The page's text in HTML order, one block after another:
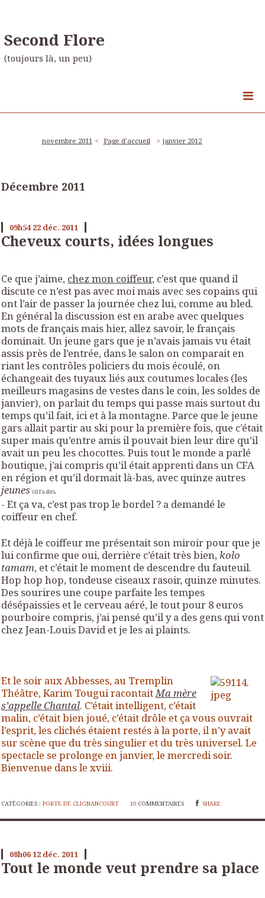
Second Flore
(toujours là, un peu)
novembre 2011 Page d'accueil janvier 2012
Décembre 2011
09h54 22 déc. 2011
Cheveux courts, idées longues
Ce que j’aime, chez mon coiffeur, c’est que quand il
discute ce n’est pas avec moi mais avec ses copains qui
ont l’air de passer la journée chez lui, comme au bled.
En général la discussion est en arabe avec quelques
mots de français mais hier, allez savoir, le français
dominait. Un jeune gars que je n’avais jamais vu était
assis près de l’entrée, dans le salon on comparait en
riant les contrôles policiers du mois écoulé, on
échangeait des tuyaux liés aux coutumes locales (les
meilleurs magasins de vestes dans le coin, les soldes de
janvier), on parlait du temps qui passe mais surtout du
temps qu’il fait, ici et à la montagne. Parce que le jeune
gars allait partir au ski pour la première fois, que c’était
super mais qu’entre amis il pouvait bien leur dire qu’il
avait un peu les chocottes. Puis tout le monde a parlé
boutique, j’ai compris qu’il était apprenti dans un CFA
en région et qu’il dormait là-bas, avec quinze autres
jeunes (il l’a dit).
- Et ça va, c’est pas trop le bordel ? a demandé le
coiffeur en chef.
Et déjà le coiffeur me présentait son miroir pour que je
lui confirme que oui, derrière c’était très bien, kolo
tamam, et c’était le moment de descendre du fauteuil.
Hop hop hop, tondeuse ciseaux rasoir, quinze minutes.
Des sourires une coupe parfaite les tempes
désépaissies et le cerveau aéré, le tout pour 8 euros
pourboire compris, j’ai pensé qu’il y a des gens qui vont
chez Jean-Louis David et je les ai plaints.
Et le soir aux Abbesses, au Tremplin
Théâtre, Karim Tougui racontaitMa mère
s’appelle Chantal. C’était intelligent, c’était
malin, c’était bien joué, c’était drôle et ça vous ouvrait
l’esprit, les clichés étaient restés à la porte, il n’y avait
sur scène que du très singulier et du très universel. Le
spectacle se prolonge en janvier, le mercredi soir.
Bienvenue dans le xviii.
CATÉGORIES : PORTE DE CLIGNANCOURT 10 COMMENTAIRES SHARE
08h0612 déc. 2011
Tout le monde veut prendre sa place